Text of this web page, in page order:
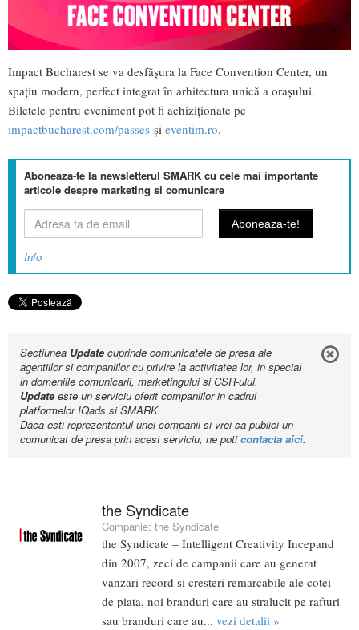
Impact Bucharest se va desfășura la Face Convention Center, un
spațiu modern, perfect integrat în arhitectura unică a orașului.
Biletele pentru eveniment pot fi achiziționate pe
impactbucharest.com/passes și eventim.ro.
Aboneaza-te la newsletterul SMARK cu cele mai importante
articole despre marketing si comunicare
Info
Sectiunea Updatecuprinde comunicatele de presa ale
agentiilor si companiilor cu privire la activitatea lor, in special
in domeniile comunicarii, marketingului si CSR-ului.
Updateeste un serviciu oferit companiilor in cadrul
platformelor IQads si SMARK.
Daca esti reprezentantul unei companii si vrei sa publici un
comunicat de presa prin acest serviciu, ne poticontacta aici.
the Syndicate
Companie: the Syndicate
the Syndicate – Intelligent Creativity Incepand
din 2007, zeci de campanii care au generat
vanzari record si cresteri remarcabile ale cotei
de piata, noi branduri care au stralucit pe rafturi
sau branduri care au... vezi detalii »